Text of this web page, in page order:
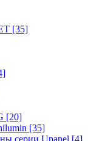
[35]
[20]
[35]
серии Upanel [4]